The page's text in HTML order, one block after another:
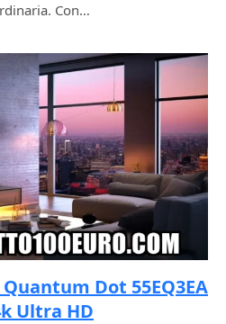
Con…
Dot 55EQ3EA
Ultra HD